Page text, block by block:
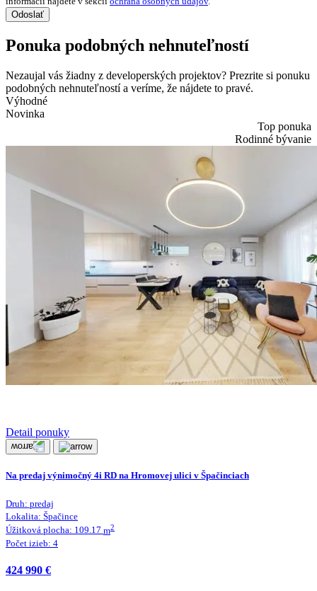
Ponuka podobných nehnuteľností
Nezaujal vás žiadny z developerských projektov? Prezrite si ponuku
podobných nehnuteľností a veríme, že nájdete to pravé.
Výhodné
Novinka
Top ponuka
Rodinné bývanie
Detail ponuky
Na predaj výnimočný 4i RD na Hromovej ulici v Špačinciach
Druh: predaj
Lokalita: Špačince
Úžitková plocha: 109.17 m2
Počet izieb: 4
424 990 €